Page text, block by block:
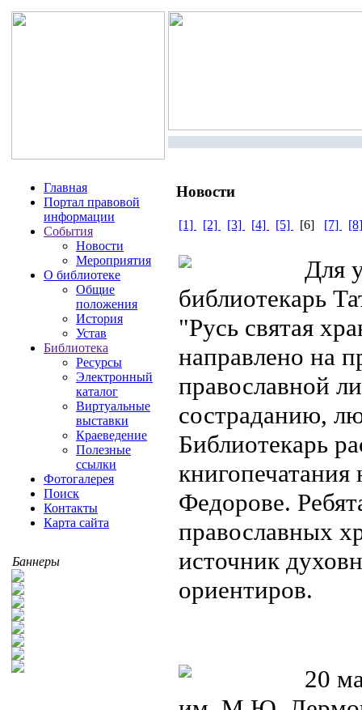
Главная
Портал правовой
информации
События
Новости
Мероприятия
О библиотеке
Общие
положения
История
Устав
Библиотека
Ресурсы
Электронный
каталог
Виртуальные
выставки
Краеведение
Полезные
ссылки
Фотогалерея
Поиск
Контакты
Карта сайта
Баннеры
Новости
[1] [2] [3] [4] [5] [6] [7]
Для
библиотекарь
"Русь святая
направлено на
православной
состраданию,
Библиотекарь
Федорове.
православных
источник
ориентиров.
20